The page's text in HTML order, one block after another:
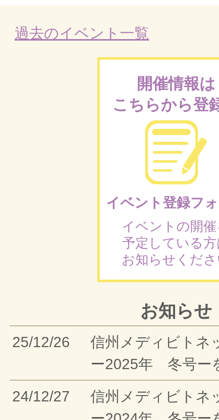
過去のイベント一覧
開催情報は
こちらから登
イベント登録フ
イベントの開
予定している
お知らせくだ
お知らせ
25/12/26
信州メディビトネ
ー2025年 冬号ー
24/12/27
信州メディビトネ